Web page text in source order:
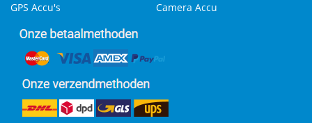
GPS Accu's
Camera Accu